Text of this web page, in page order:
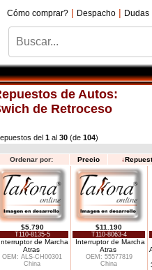
Cómo comprar? | Despacho | Dudas
de Autos:
de Retroceso
del 1 al 30 (de 104)
Ordenar por: Precio ↓
$5.790
T110-8135-5
Interruptor de Marcha
Atras
OEM: ALS-CH00301
China
$11.190
T110-8063-4
Interruptor de Marcha
Atras
OEM: 55577819
China